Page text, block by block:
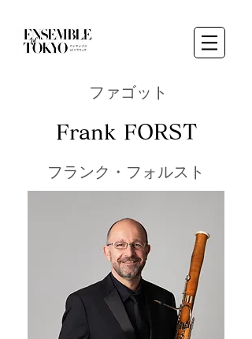
ファゴット
Frank FORST
フランク・フォルスト